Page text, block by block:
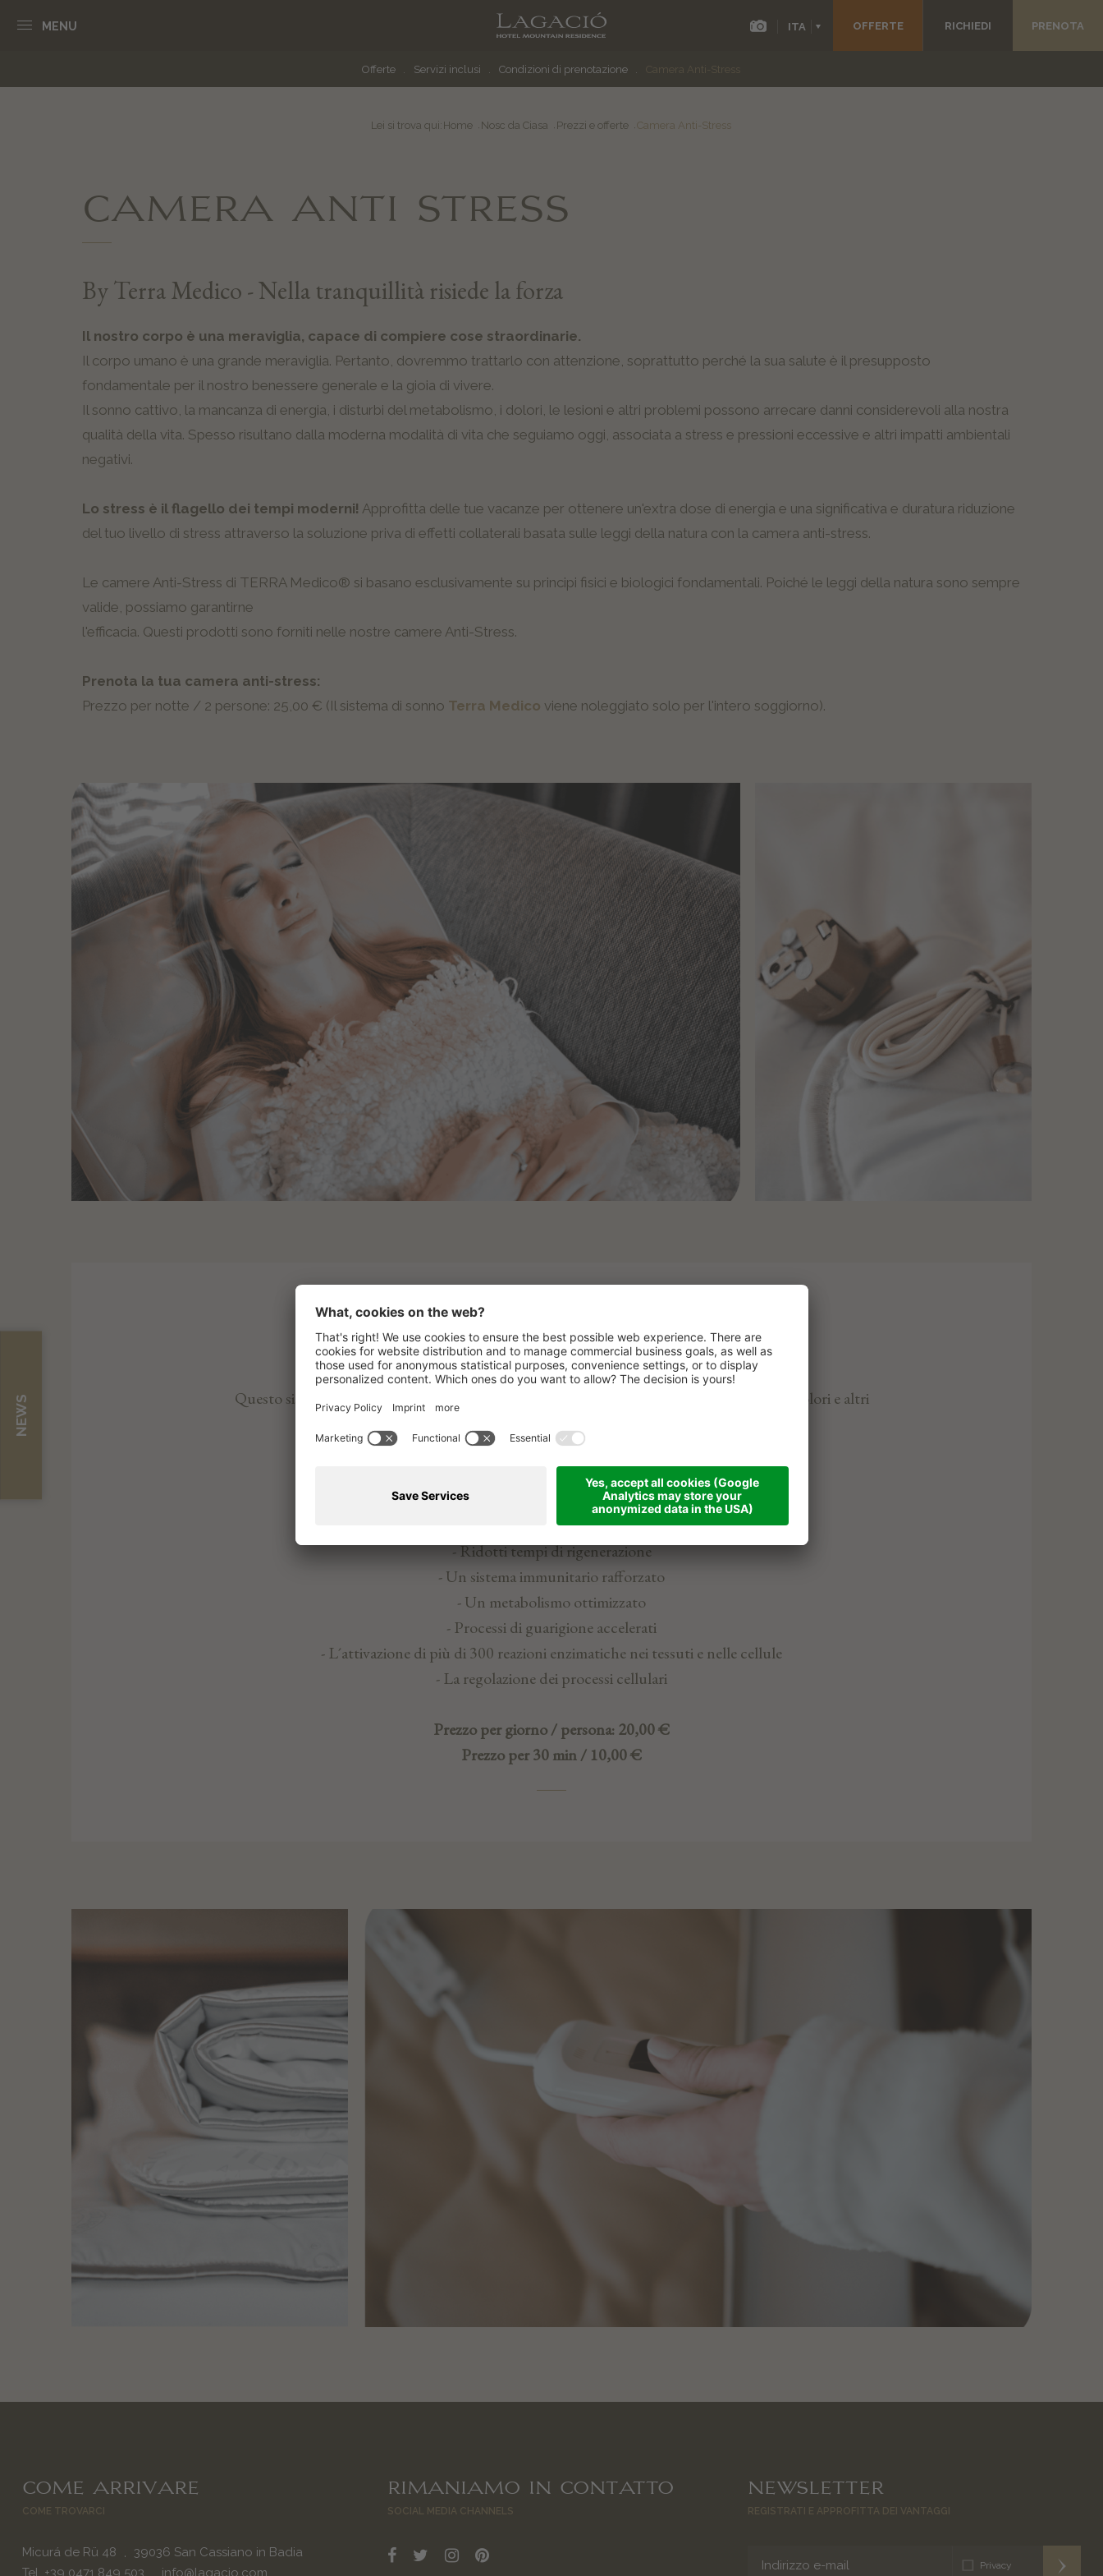
NEWS
MENU ITA
ENG
OFFERTE RICHIEDI PRENOTA
Offerte Servizi inclusi Condizioni di prenotazione Camera Anti-Stress
Lei si trova qui: Home Nosc da Ciasa Prezzi e offerte Camera Anti-Stress
CAMERA ANTI STRESS
By Terra Medico - Nella tranquillità risiede la forza
Il nostro corpo è una meraviglia, capace di compiere cose straordinarie.
Il corpo umano è una grande meraviglia. Pertanto, dovremmo trattarlo con attenzione, soprattutto perché la sua salute è il presupposto
fondamentale per il nostro benessere generale e la gioia di vivere.
Il sonno cattivo, la mancanza di energia, i disturbi del metabolismo, i dolori, le lesioni e altri problemi possono arrecare danni considerevoli alla nostra
qualità della vita. Spesso risultano dalla moderna modalità di vita che seguiamo oggi, associata a stress e pressioni eccessive e altri impatti ambientali
negativi.
Lo stress è il flagello dei tempi moderni! Approfitta delle tue vacanze per ottenere un'extra dose di energia e una significativa e duratura riduzione
del tuo livello di stress attraverso la soluzione priva di effetti collaterali basata sulle leggi della natura con la camera anti-stress.
Le camere Anti-Stress di TERRA Medico® si basano esclusivamente su principi fisici e biologici fondamentali. Poiché le leggi della natura sono sempre
valide, possiamo garantirne
l'efficacia. Questi prodotti sono forniti nelle nostre camere Anti-Stress.
Prenota la tua camera anti-stress:
Prezzo per notte / 2 persone: 25,00 € (Il sistema di sonno Terra Medico viene noleggiato solo per l'intero soggiorno).
IL SISTEMA RIGENERANTE DI TERRA MEDICO
Questo sistema riequilibra i livelli di energia in modo naturale e rigenera il vostro corpo. Dolori e altri
Benefits:
- Un aumento dei livelli di energia
- Una riduzione della prostrazione dei muscoli
- Ridotti tempi di rigenerazione
- Un sistema immunitario rafforzato
- Un metabolismo ottimizzato
- Processi di guarigione accelerati
- L´attivazione di più di 300 reazioni enzimatiche nei tessuti e nelle cellule
- La regolazione dei processi cellulari
Prezzo per giorno / persona: 20,00 €
Prezzo per 30 min / 10,00 €
COME ARRIVARE
COME TROVARCI
Micurá de Rü 48 39036 San Cassiano in Badia
Tel. +39 0471 849 503 info@lagacio.com
RIMANIAMO IN CONTATTO
SOCIAL MEDIA CHANNELS
NEWSLETTER
REGISTRATI E APPROFITTA DEI VANTAGGI
Privacy